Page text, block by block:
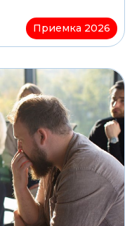
Приемка 2026